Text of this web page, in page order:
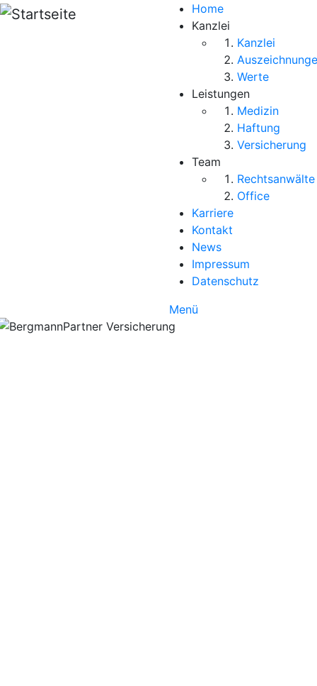
Direkt zum Inhalt
Home
Kanzlei
Kanzlei
Werte
Leistungen
Medizin
Haftung
Versicherung
Team
Rechtsanwälte
Office
Karriere
Kontakt
News
Impressum
Datenschutz
Menü